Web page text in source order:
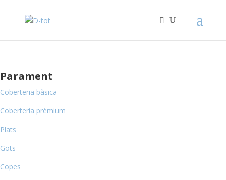
Parament
Coberteria bàsica
Coberteria prèmium
Plats
Gots
Copes